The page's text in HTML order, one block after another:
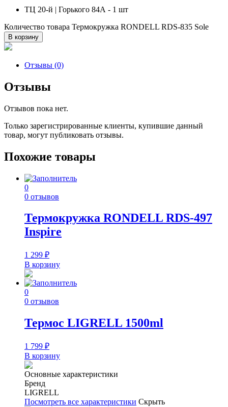
ТЦ 20-й | Горького 84А - 1 шт
Количество товара Термокружка RONDELL RDS-835 Sole
В корзину
Отзывы (0)
Отзывы
Отзывов пока нет.
Только зарегистрированные клиенты, купившие данный
товар, могут публиковать отзывы.
Похожие товары
0
0 отзывов
Термокружка RONDELL RDS-497
Inspire
1 299 ₽
В корзину
0
0 отзывов
Термос LIGRELL 1500ml
1 799 ₽
В корзину
Основные характеристики
Бренд
LIGRELL
Посмотреть все характеристики Скрыть